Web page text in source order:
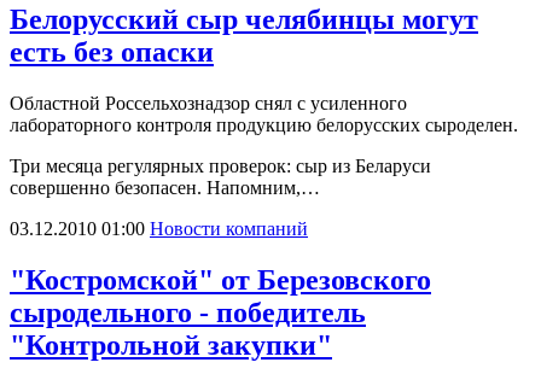
Белорусский сыр челябинцы могут
есть без опаски
Областной Россельхознадзор снял с усиленного
лабораторного контроля продукцию белорусских сыроделен.
Три месяца регулярных проверок: сыр из Беларуси
совершенно безопасен. Напомним,…
03.12.2010 01:00 Новости компаний
"Костромской" от Березовского
сыродельного - победитель
"Контрольной закупки"